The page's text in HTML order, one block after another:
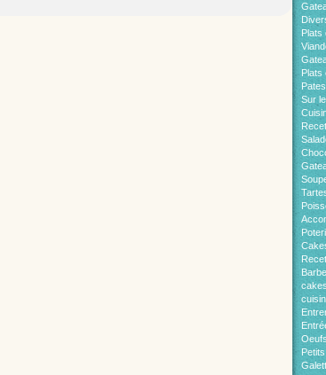
Plats
Plats
Pates
Sur